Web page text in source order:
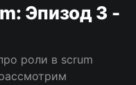
Эпизод 3 -
роли в scrum